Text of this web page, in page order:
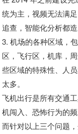
统为主，视频无法满
追查，智能化分析都
3. 机场的各种区域，
区，飞行区，机库，
些区域的特殊性、人
太多。
飞机出行是所有交通
机闯入、恐怖行为的
而针对以上三个问题